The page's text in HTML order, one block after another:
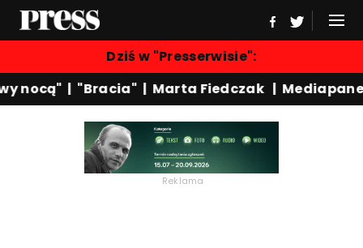
Dziś w "Presserwisie":
nocą"| "Bracia"| Marta Fiedczak Mediapanel
Reklama